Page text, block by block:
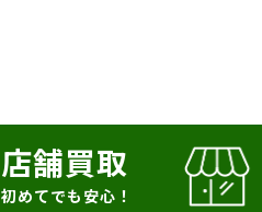
店舗買取
初めてでも安心！